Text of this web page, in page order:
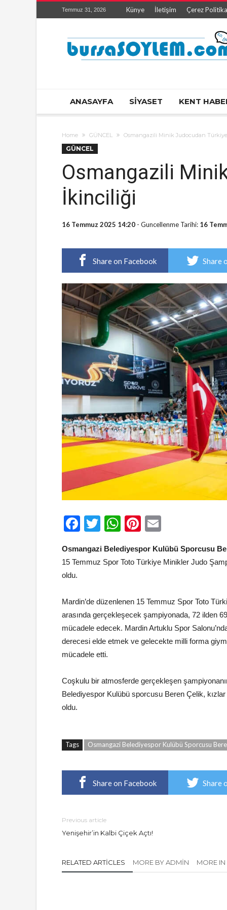
Temmuz 31, 2026 Künye İletişim Çerez
ANASAYFA SİYASET KENT
Home GÜNCEL Osmangazili Minik Judocudan
GÜNCEL
Osmangazili
İkinciliği
16 Temmuz 2025 14:20 - Guncellenme Tarihi: 16
Share on Facebook Share
Facebook
TwitterWhatsApp
Pinterest
Osmangazi Belediyespor Kulübü Sporcusu
15 Temmuz Spor Toto Türkiye Minikler Judo
oldu.
Mardin’de düzenlenen 15 Temmuz Spor Toto
arasında gerçekleşecek şampiyonada, 72 ilden
mücadele edecek. Mardin Artuklu Spor
derecesi elde etmek ve gelecekte milli forma
mücadele etti.
Coşkulu bir atmosferde gerçekleşen
Belediyespor Kulübü sporcusu Beren Çelik,
oldu.
Tags Osmangazi Belediyespor Kulübü Sporcusu
Share on Facebook Share
Previous article
Yenişehir’in Kalbi Çiçek Açtı!
RELATED ARTICLES MORE BY ADMIN MORE